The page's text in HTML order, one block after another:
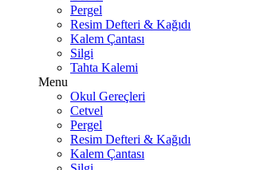
Pergel
Resim Defteri & Kağıdı
Kalem Çantası
Silgi
Tahta Kalemi
Menu
Okul Gereçleri
Cetvel
Pergel
Resim Defteri & Kağıdı
Kalem Çantası